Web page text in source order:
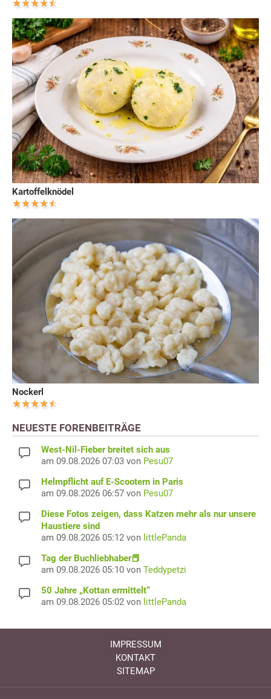
Kartoffelknödel
Nockerl
NEUESTE FORENBEITRÄGE
West-Nil-Fieber breitet sich aus
am 09.08.2026 07:03 von Pesu07
Helmpflicht auf E-Scootern in Paris
am 09.08.2026 06:57 von Pesu07
Diese Fotos zeigen, dass Katzen mehr als nur unsere
Haustiere sind
am 09.08.2026 05:12 von littlePanda
Tag der Buchliebhaber📕
am 09.08.2026 05:10 von Teddypetzi
50 Jahre „Kottan ermittelt“
am 09.08.2026 05:02 von littlePanda
IMPRESSUM
KONTAKT
SITEMAP